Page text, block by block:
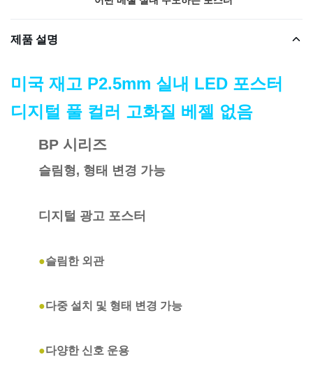
제품 설명
미국 재고 P2.5mm 실내 LED 포스터
디지털 풀 컬러 고화질 베젤 없음
BP 시리즈
슬림형, 형태 변경 가능
디지털 광고 포스터
●슬림한 외관
●다중 설치 및 형태 변경 가능
●다양한 신호 운용